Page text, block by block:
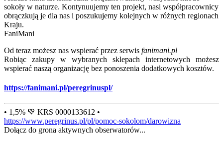
sokoły w naturze. Kontynuujemy ten projekt, nasi współpracownicy
obrączkują je dla nas i poszukujemy kolejnych w różnych regionach
Kraju.
FaniMani
Od teraz możesz nas wspierać przez serwis fanimani.pl
Robiąc zakupy w wybranych sklepach internetowych możesz
wspierać naszą organizację bez ponoszenia dodatkowych kosztów.
https://fanimani.pl/peregrinuspl/
• 1,5% 💚 KRS 0000133612 •
https://www.peregrinus.pl/pl/pomoc-sokolom/darowizna
Dołącz do grona aktywnych obserwatorów...